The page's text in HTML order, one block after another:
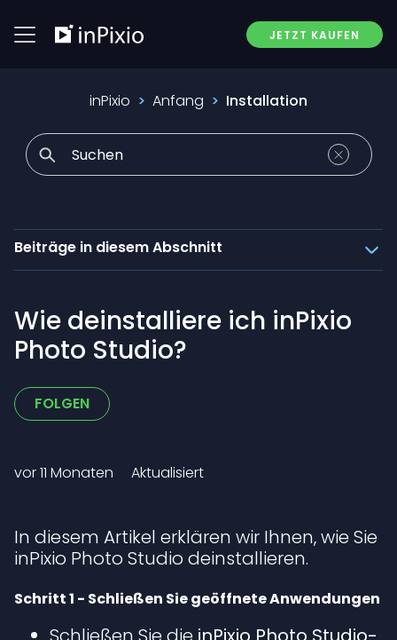
JETZT KAUFEN
inPixio Anfang Installation
Beiträge in diesem Abschnitt
Wie deinstalliere ich inPixio
Photo Studio?
FOLGEN
vor 11 Monaten Aktualisiert
In diesem Artikel erklären wir Ihnen, wie Sie
inPixio Photo Studio deinstallieren.
Schritt 1 - Schließen Sie geöffnete Anwendungen